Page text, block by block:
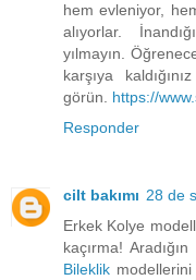
hem evleniyor,
alıyorlar.
yılmayın.
karşıya
görün. https://
Responder
cilt bakımı 28 de
Erkek Kolye
kaçırma!
Bileklik